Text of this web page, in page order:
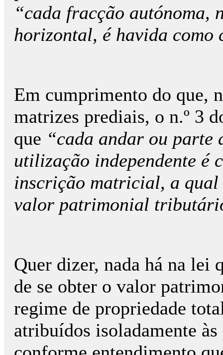
“cada fracção autónoma,
horizontal, é havida
Em cumprimento do que,
matrizes prediais, o n.º 3
que “cada andar ou parte
utilização independente é
inscrição matricial, a qual
valor patrimonial
Quer dizer, nada há na lei
de se obter o valor
regime de propriedade
atribuídos isoladamente